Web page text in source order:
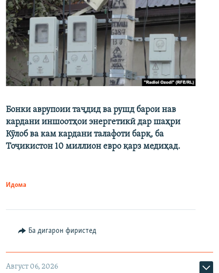
Бонки аврупоии таҷдид ва рушд барои нав
кардани иншоотҳои энергетикӣ дар шаҳри
Кӯлоб ва кам кардани талафоти барқ, ба
Тоҷикистон 10 миллион евро қарз медиҳад.
Идома
Ба дигарон фиристед
Август 06, 2026